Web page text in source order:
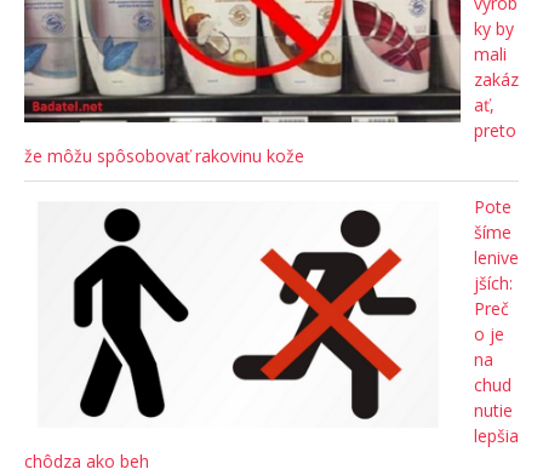
ky by
mali
zakáz
ať,
preto
že môžu spôsobovať rakovinu kože
Pote
šíme
lenive
jších:
Preč
o je
na
chud
nutie
lepšia
chôdza ako beh